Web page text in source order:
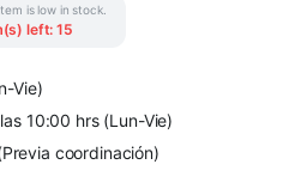
is low in stock.
left: 15
Vie)
10:00 hrs (Lun-Vie)
coordinación)